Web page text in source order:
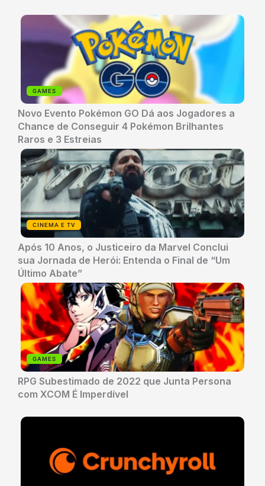
GAMES
Novo Evento Pokémon GO Dá aos Jogadores a
Chance de Conseguir 4 Pokémon Brilhantes
Raros e 3 Estreias
CINEMA E TV
Após 10 Anos, o Justiceiro da Marvel Conclui
sua Jornada de Herói: Entenda o Final de “Um
Último Abate”
GAMES
RPG Subestimado de 2022 que Junta Persona
com XCOM É Imperdível